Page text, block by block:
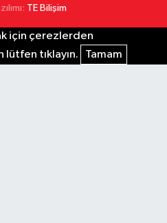
TE Bilişim
için çerezlerden
lütfen tıklayın.
Tamam